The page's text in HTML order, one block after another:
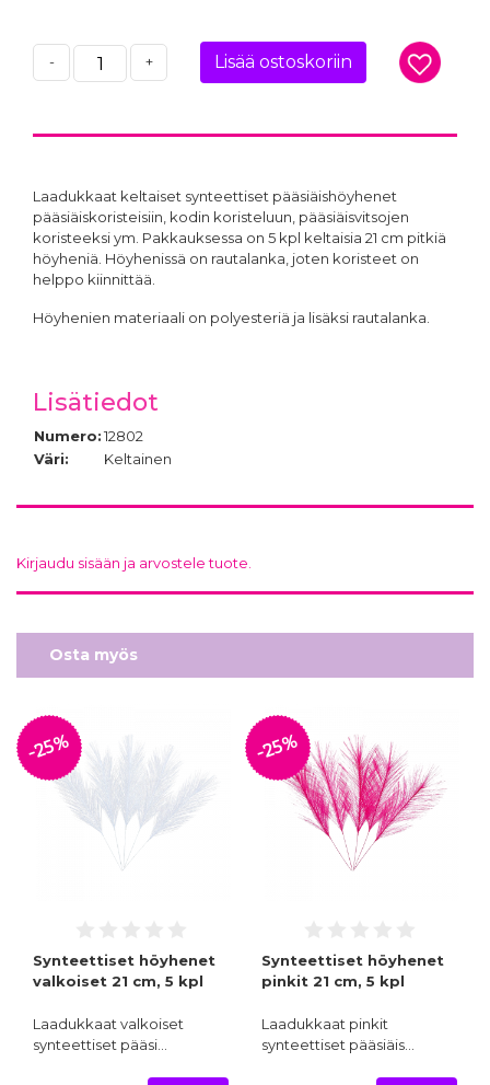
- + Lisää ostoskoriin
Laadukkaat keltaiset synteettiset pääsiäishöyhenet
pääsiäiskoristeisiin, kodin koristeluun, pääsiäisvitsojen
koristeeksi ym. Pakkauksessa on 5 kpl keltaisia 21 cm pitkiä
höyheniä. Höyhenissä on rautalanka, joten koristeet on
helppo kiinnittää.
Höyhenien materiaali on polyesteriä ja lisäksi rautalanka.
Lisätiedot
Numero:12802
Väri:
Keltainen
Kirjaudu sisään ja arvostele tuote.
Osta myös
-25%
Synteettiset höyhenet
valkoiset 21 cm, 5 kpl
Laadukkaat valkoiset
synteettiset pääsi…
-25%
Synteettiset höyhenet
pinkit 21 cm, 5 kpl
Laadukkaat pinkit
synteettiset pääsiäis…